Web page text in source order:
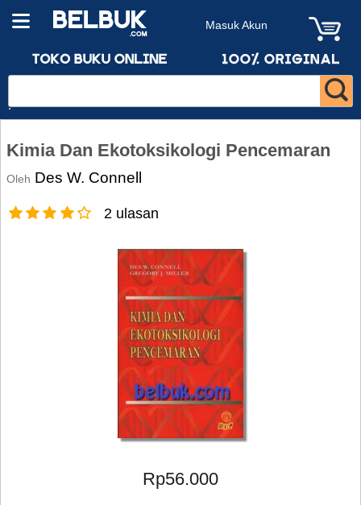
Masuk Akun
Kimia Dan Ekotoksikologi Pencemaran
Oleh Des W. Connell
2 ulasan
Rp56.000